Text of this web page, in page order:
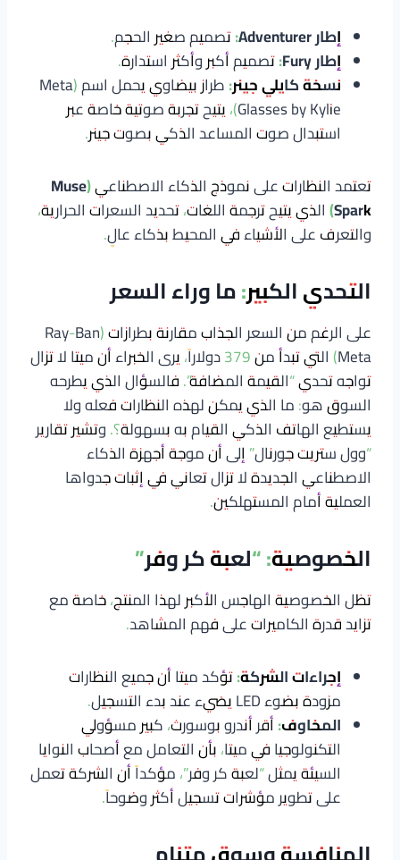
إطار Adventurer:
تصميم صغير الحجم.
إطار Fury:
تصميم أكبر وأكثر استدارة.
نسخة كايلي جينر:
طراز بيضاوي يحمل اسم (Meta
Glasses by Kylie)، يتيح تجربة صوتية خاصة عبر
استبدال صوت المساعد الذكي بصوت جينر.
تعتمد النظارات على نموذج الذكاء الاصطناعي (Muse
Spark) الذي يتيح ترجمة اللغات، تحديد السعرات الحرارية،
والتعرف على الأشياء في المحيط بذكاء عالٍ.
التحدي الكبير: ما وراء السعر
على الرغم من السعر الجذاب مقارنة بطرازات (Ray-Ban
Meta) التي تبدأ من 379 دولاراً، يرى الخبراء أن ميتا لا تزال
تواجه تحدي “القيمة المضافة”. فالسؤال الذي يطرحه
السوق هو: ما الذي يمكن لهذه النظارات فعله ولا
يستطيع الهاتف الذكي القيام به بسهولة؟. وتشير تقارير
“وول ستريت جورنال” إلى أن موجة أجهزة الذكاء
الاصطناعي الجديدة لا تزال تعاني في إثبات جدواها
العملية أمام المستهلكين.
الخصوصية: “لعبة كر وفر”
تظل الخصوصية الهاجس الأكبر لهذا المنتج، خاصة مع
تزايد قدرة الكاميرات على فهم المشاهد.
إجراءات الشركة:تؤكد ميتا أن جميع النظارات
مزودة بضوء LED يضيء عند بدء التسجيل.
المخاوف:أقر أندرو بوسورث، كبير مسؤولي
التكنولوجيا في ميتا، بأن التعامل مع أصحاب النوايا
السيئة يمثل “لعبة كر وفر”، مؤكداً أن الشركة تعمل
على تطوير مؤشرات تسجيل أكثر وضوحاً.